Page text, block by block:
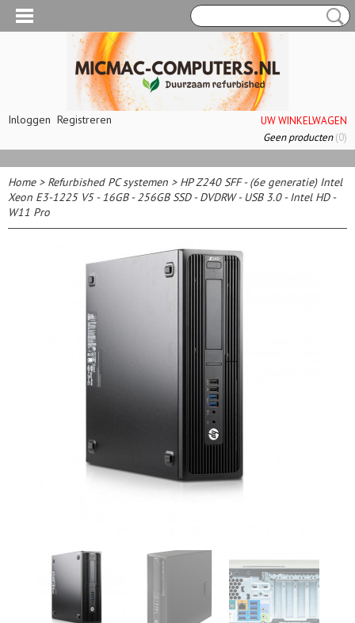
Inloggen Registreren
UW WINKELWAGEN
Geen producten(0)
Home> Refurbished PC systemen > HP Z240 SFF - (6e generatie) Intel
Xeon E3-1225 V5 - 16GB - 256GB SSD - DVDRW - USB 3.0 - Intel HD -
W11 Pro